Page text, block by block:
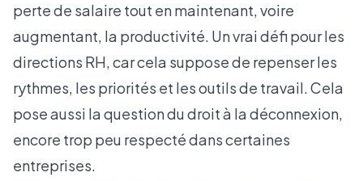
perte de salaire tout en maintenant, voire
augmentant, la productivité. Un vrai défi pour les
directions RH, car cela suppose de repenser les
rythmes, les priorités et les outils de travail. Cela
pose aussi la question du droit à la déconnexion,
encore trop peu respecté dans certaines
entreprises.